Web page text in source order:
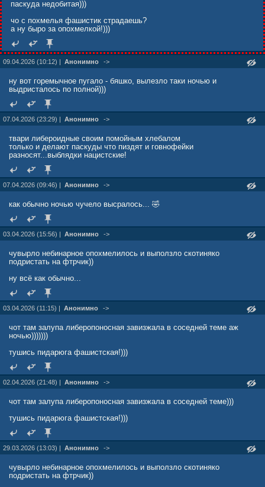
паскуда недобитая)))
чо с похмелья фашистик страдаешь?
а ну быро за опохмелкой!)))
09.04.2026 (10:12) | Анонимно ->
ну вот горемычное пугало - бяшко, вылезло таки ночью и
выдристалось по полной)))
07.04.2026 (23:29) | Анонимно ->
твари либероидные своим помойным хлебалом
только и делают паскуды что пиздят и говнофейки
разносят...выблядки нацистские!
07.04.2026 (09:46) | Анонимно ->
как обычно ночью чучело высралось... 🤣
03.04.2026 (15:56) | Анонимно ->
чувырло небинарное опохмелилось и выползло скотиняко
подристать на фтрчик))
ну всё как обычно...
03.04.2026 (11:15) | Анонимно ->
чот там залупа либеропоносная завизжала в соседней теме аж
ночью)))))))
тушись пидарюга фашистская!)))
02.04.2026 (21:48) | Анонимно ->
чот там залупа либеропоносная завизжала в соседней теме)))
тушись пидарюга фашистская!)))
29.03.2026 (13:03) | Анонимно ->
чувырло небинарное опохмелилось и выползло скотиняко
подристать на фтрчик))